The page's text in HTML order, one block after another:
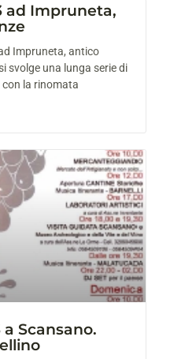
ad Impruneta,
Impruneta, antico
svolge una lunga serie di
la rinomata
a Scansano.